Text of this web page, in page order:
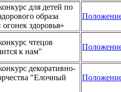
для детей по
образа
здоровья»
чтецов
к нам"
декоративно-
"Елочный